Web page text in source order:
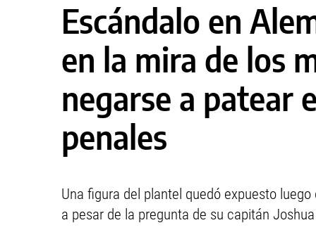
Escándalo en
en la mira de los
negarse a patear
penales
Una figura del plantel quedó expuesto
a pesar de la pregunta de su capitán